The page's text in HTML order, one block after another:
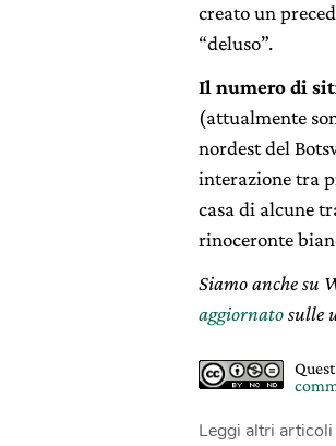
creato un
“deluso”.
Il numero di
(attualmente
nordest del
interazione tra
casa di alcune
rinoceronte
Siamo anche su
aggiornatosulle
Leggi altri